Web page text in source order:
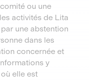
ou une
activités de Lita
une abstention
dans les
concernée et
y
elle est